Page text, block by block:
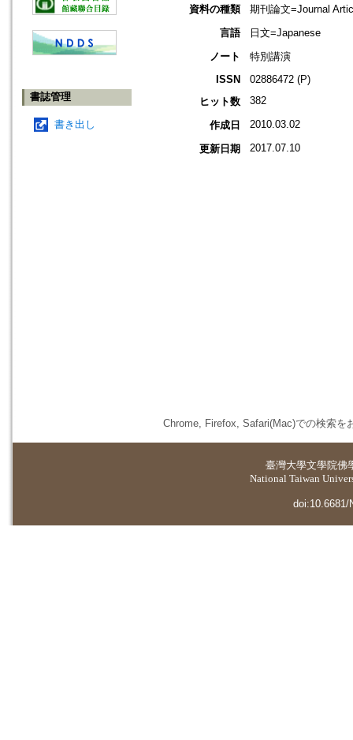
書誌管理
書き出し
資料の種類
期刊論文=Journal
言語
日文=Japanese
ノート
特別講演
ISSN
02886472 (P)
ヒット数
382
作成日 2010.03.02
更新日期 2017.07.10
Chrome, Firefox, Safari(Mac)での検索を
臺灣大學文學院佛
National Taiwan
doi:10.6681/